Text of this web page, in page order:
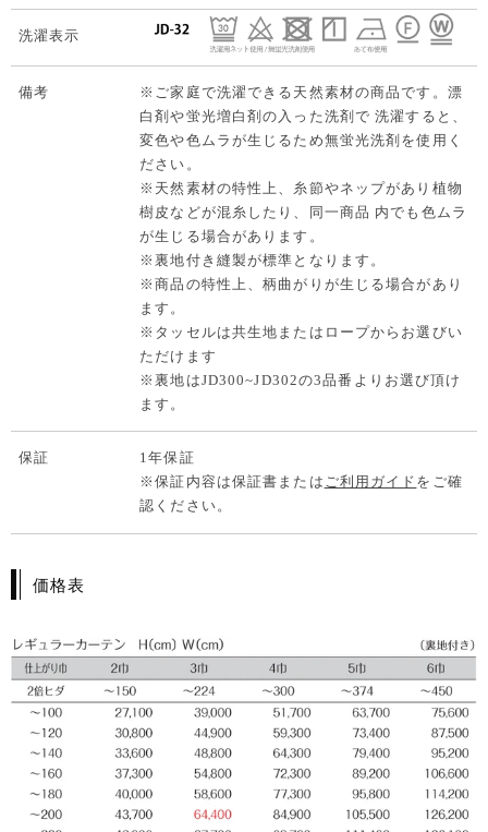
洗濯表示
備考
※ご家庭で洗濯できる天然素材の商品です。漂
白剤や蛍光増白剤の入った洗剤で 洗濯すると、
変色や色ムラが生じるため無蛍光洗剤を使用く
ださい。
※天然素材の特性上、糸節やネップがあり植物
樹皮などが混糸したり、同一商品 内でも色ムラ
が生じる場合があります。
※裏地付き縫製が標準となります。
※商品の特性上、柄曲がりが生じる場合があり
ます。
※タッセルは共生地またはロープからお選びい
ただけます
※裏地はJD300~JD302の3品番よりお選び頂け
ます。
保証
1年保証
※保証内容は保証書または ご利用ガイド をご確
認ください。
価格表